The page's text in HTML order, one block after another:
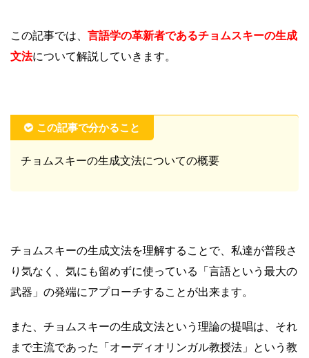
この記事では、 言語学の革新者であるチョムスキーの生成
文法について解説していきます。
この記事で分かること
チョムスキーの生成文法についての概要
チョムスキーの生成文法を理解することで、私達が普段さ
り気なく、気にも留めずに使っている「言語という最大の
武器」の発端にアプローチすることが出来ます。
また、チョムスキーの生成文法という理論の提唱は、それ
まで主流であった「オーディオリンガル教授法」という教